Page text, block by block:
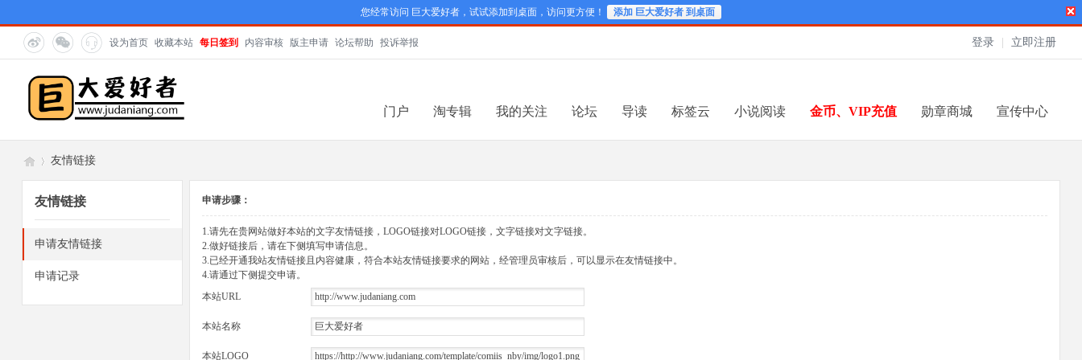
您经常访问 巨大爱好者，试试添加到桌面，访问更方便！ 添加 巨大爱好者 到桌面
登录 立即注册
设为首页 收藏本站 每日签到 内容审核 版主申请 论坛帮助 投诉举报
门户 淘专辑 我的关注 论坛 导读 标签云 小说阅读 金币、VIP充值 勋章商城 宣传中心
巨
友情链接
申请步骤：
1.请先在贵网站做好本站的文字友情链接，LOGO链接对LOGO链接，文字链接对文字链接。
2.做好链接后，请在下侧填写申请信息。
3.已经开通我站友情链接且内容健康，符合本站友情链接要求的网站，经管理员审核后，可以显示在友情链接中。
4.请通过下侧提交申请。
本站URL
本站名称
本站LOGO
友情链接
申请友情链接
申请记录